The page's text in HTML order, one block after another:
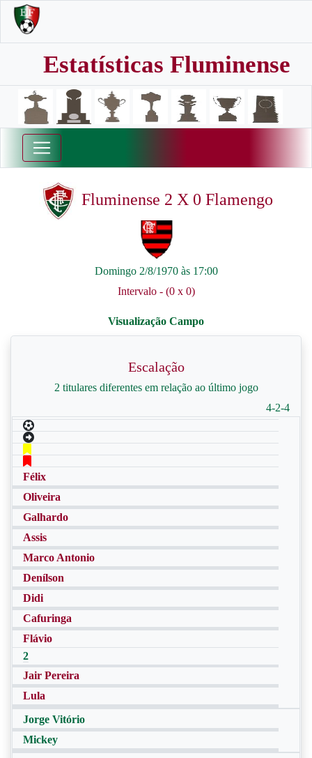
Estatísticas Fluminense
Fluminense 2 X 0 Flamengo
Domingo 2/8/1970 às 17:00
Intervalo - (0 x 0)
Escalação
2 titulares diferentes em relação ao último jogo
4-2-4
Félix
Oliveira
Galhardo
Assis
Marco Antonio
Denílson
Didi
Cafuringa
Flávio
2
Jair Pereira
Lula
Jorge Vitório
Mickey